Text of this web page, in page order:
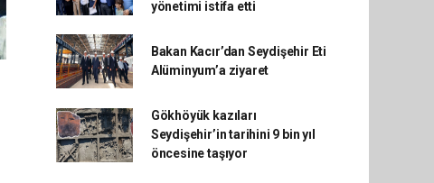
yönetimi istifa etti
Bakan Kacır’dan Seydişehir Eti
Alüminyum’a ziyaret
Gökhöyük kazıları
Seydişehir’in tarihini 9 bin yıl
öncesine taşıyor